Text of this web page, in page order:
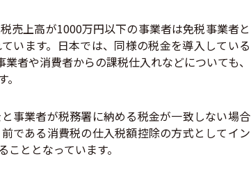
売上高が1000万円以下の事業者は免税事業者と
います。日本では、同様の税金を導入している
者や消費者からの課税仕入れなどについても、
事業者が税務署に納める税金が一致しない場合
である消費税の仕入税額控除の方式としてイン
ととなっています。